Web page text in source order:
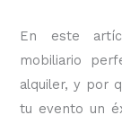
En este
mobiliario
alquiler, y por
tu evento un